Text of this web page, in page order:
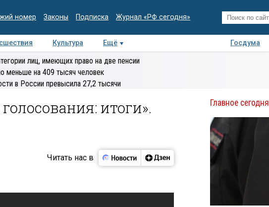
номер Законы Подписка Журнал «РФ сегодня»
Культура Ещё Госдума
Интервью Колумнисты
Деловая
лиц, имеющих право на две пенсии
меньше на 409 тысяч человек
в России превысила 27,2 тысячи
итоги».
Читать нас в
Главное сегодня